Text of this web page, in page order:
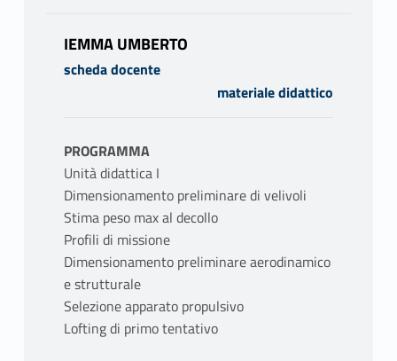
IEMMA UMBERTO
scheda docente
materiale didattico
PROGRAMMA
Unità didattica I
Dimensionamento preliminare di velivoli
Stima peso max al decollo
Profili di missione
Dimensionamento preliminare aerodinamico
e strutturale
Selezione apparato propulsivo
Lofting di primo tentativo